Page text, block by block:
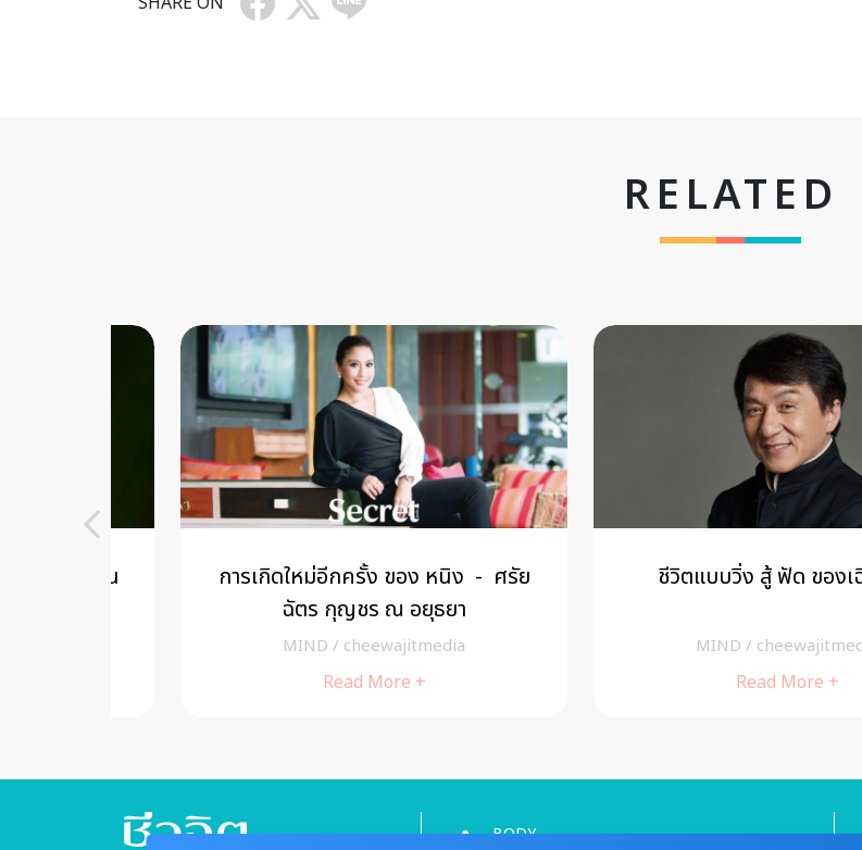
RELATED
การเกิดใหม่อีกครั้ง ของ หนิง - ศรัย
ฉัตร กุญชร ณ อยุธยา
/cheewajitmedia
Read More +
ชีวิตแบบวิ่ง สู้ ฟัด ของเฉินหลง
/cheewajitmedia
Read More +
BODY